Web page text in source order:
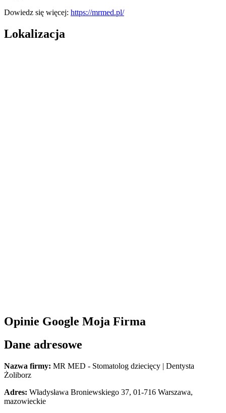
Dowiedz się więcej: https://mrmed.pl/
Lokalizacja
Opinie Google Moja Firma
Dane adresowe
Nazwa firmy: MR MED - Stomatolog dziecięcy | Dentysta
Żoliborz
Adres: Władysława Broniewskiego 37, 01-716 Warszawa,
mazowieckie